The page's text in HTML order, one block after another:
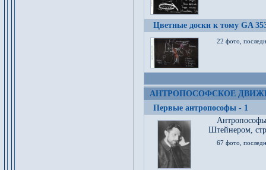
Цветные доски к тому GA
22 фото,
АНТРОПОСОФСКОЕ
Первые антропософы - 1
Штейнером,
67 фото,